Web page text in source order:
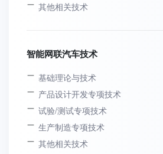
其他相关技术
智能网联汽车技术
基础理论与技术
产品设计开发专项技术
试验/测试专项技术
生产制造专项技术
其他相关技术